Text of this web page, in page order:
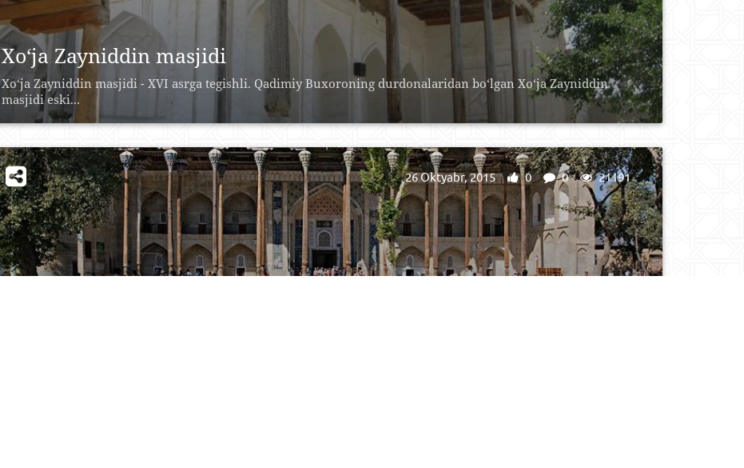
Xo‘ja Zayniddin masjidi
Xo‘ja Zayniddin masjidi - XVI asrga tegishli. Qadimiy Buxoroning durdonalaridan bo‘lgan Xo‘ja Zayniddin
masjidi eski...
26 Oktyabr, 2015 0 0 21191